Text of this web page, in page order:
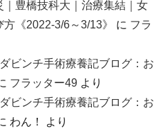
｜豊橋技科大｜治療集結｜女
《2022-3/6～3/13》
に フラ
ビンチ手術療養記ブログ：お
フラッター49 より
ビンチ手術療養記ブログ：お
わん！
より